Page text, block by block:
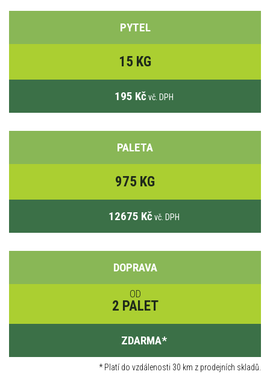
PYTEL
15 KG
195 Kč vč. DPH
PALETA
975 KG
12675 Kč vč. DPH
DOPRAVA
OD
2 PALET
ZDARMA*
*Platí do vzdálenosti 30 km z prodejních skladů.